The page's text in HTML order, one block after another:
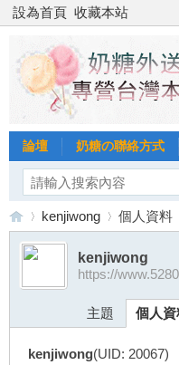
設為首頁 收藏本站
論壇 奶糖の聯絡方式
台›
kenjiwong 個人資料
kenjiwong
https://
主題 個人資
kenjiwong(UID: 20067)